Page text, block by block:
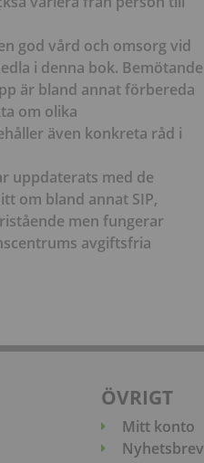
god vård och omsorg vid
i denna bok. Bemötande
är bland annat förbereda
om olika
även konkreta råd i
uppdaterats med de
om bland annat SIP,
men fungerar
avgiftsfria
ÖVRIGT
Mitt konto
Nyhetsbrev